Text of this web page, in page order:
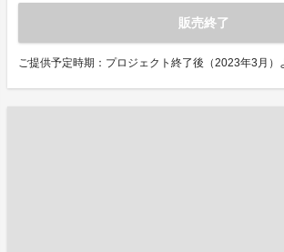
販売終了
ご提供予定時期：プロジェクト終了後（2023年3月）